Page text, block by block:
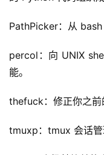
PathPicker：从 bash
percol：向 UNIX
能。
thefuck：修正你之前
tmuxp：tmux 会话管